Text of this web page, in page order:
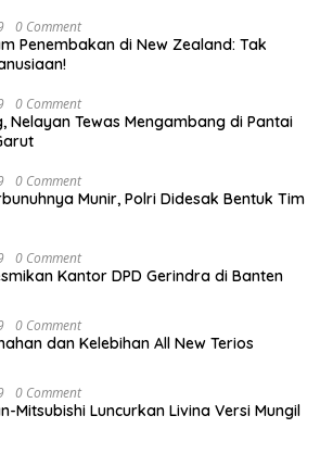
0 Comment
Penembakan di New Zealand: Tak
0 Comment
Nelayan Tewas Mengambang di Pantai
0 Comment
Munir, Polri Didesak Bentuk Tim
0 Comment
Kantor DPD Gerindra di Banten
0 Comment
dan Kelebihan All New Terios
0 Comment
Mitsubishi Luncurkan Livina Versi Mungil